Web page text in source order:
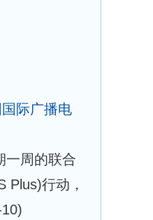
际广播电
一周的联合
Plus)行动，